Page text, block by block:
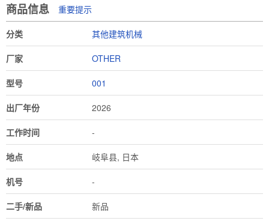
商品信息 重要提示
分类 其他建筑机械
厂家 OTHER
型号 001
出厂年份 2026
工作时间 -
地点 岐阜县, 日本
机号 -
二手/新品 新品